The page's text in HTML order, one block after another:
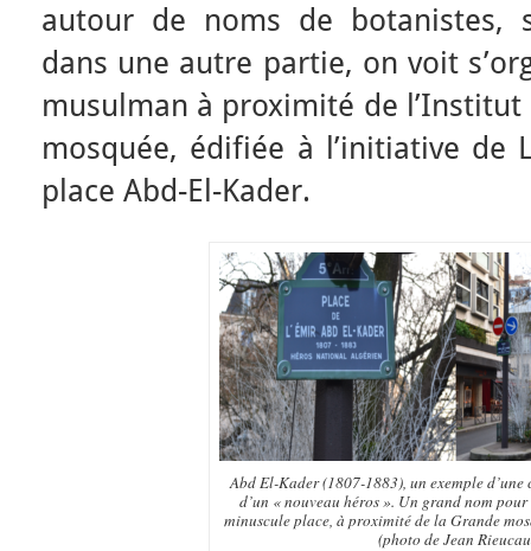
autour de noms de botanistes,
dans une autre partie, on voit
musulman à proximité de
mosquée, édifiée à l’initiative de
place Abd-El-Kader.
Abd El-Kader (1807-1883), un exemple
d’un « nouveau héros ». Un grand nom
minuscule place, à proximité de la Grande
(photo de Jean